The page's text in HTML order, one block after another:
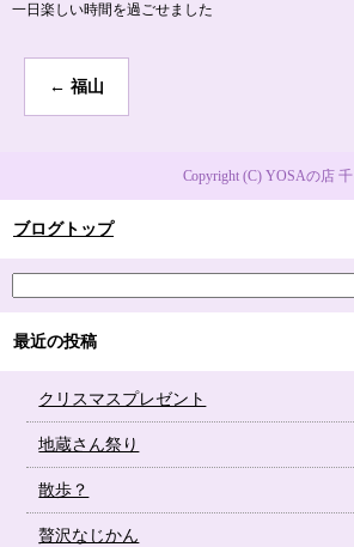
一日楽しい時間を過ごせました
← 福山
Copyright (C) YOSAの店 千
ブログトップ
最近の投稿
クリスマスプレゼント
地蔵さん祭り
散歩？
贅沢なじかん